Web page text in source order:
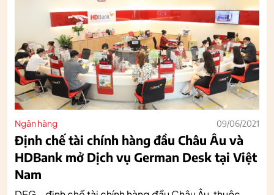
Ngân hàng 09/06/2021
Định chế tài chính hàng đầu Châu Âu và
HDBank mở Dịch vụ German Desk tại Việt
Nam